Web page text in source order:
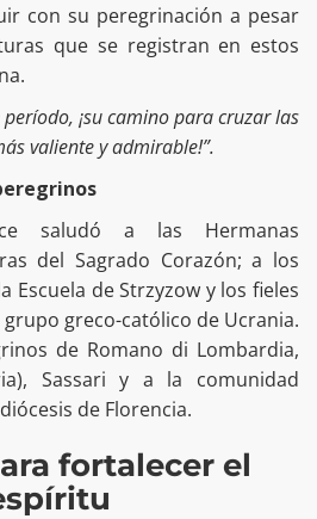
con su peregrinación a pesar
que se registran en estos
período, ¡su camino para cruzar las
valiente y admirable!”.
saludó a las Hermanas
del Sagrado Corazón; a los
Escuela de Strzyzow y los fieles
grupo greco-católico de Ucrania.
de Romano di Lombardia,
Sassari y a la comunidad
de Florencia.
fortalecer el